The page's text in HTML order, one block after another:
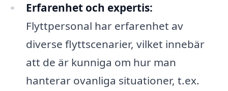
Erfarenhet och expertis:
Flyttpersonal har erfarenhet av
diverse flyttscenarier, vilket innebär
att de är kunniga om hur man
hanterar ovanliga situationer, t.ex.